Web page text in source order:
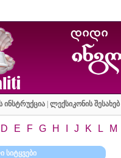
ინსტრუქცია| ლექსიკონის შესახებ|
D E F G H J K L M
სიტყვები